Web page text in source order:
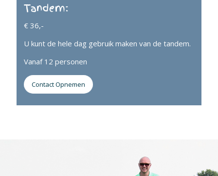
Tandem:
€ 36,-
U kunt de hele dag gebruik maken van de tandem.
Vanaf 12 personen
Contact Opnemen